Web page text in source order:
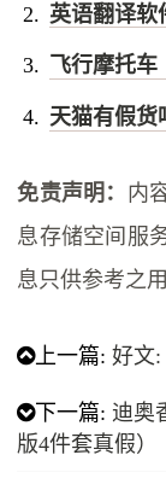
英语翻译软
飞行摩托
天猫有假货
免责声明： 内
息存储空间服
息只供参考之用
上一篇:好文
下一篇:迪奥
版4件套真假）